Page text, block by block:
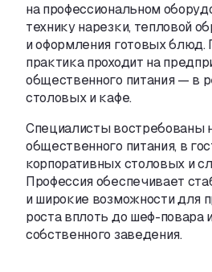
на профессиональном
технику нарезки, тепловой
и оформления готовых блюд.
практика проходит на
общественного питания — в
столовых и кафе.
Специалисты востребованы
общественного питания, в
корпоративных столовых и
Профессия обеспечивает
и широкие возможности для
роста вплоть до шеф-повара
собственного заведения.